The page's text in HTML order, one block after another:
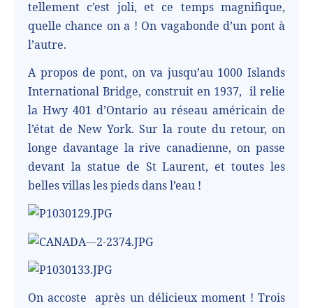
tellement c’est joli, et ce temps magnifique,
quelle chance on a ! On vagabonde d’un pont à
l’autre.
A propos de pont, on va jusqu’au 1000 Islands
International Bridge, construit en 1937, il relie
la Hwy 401 d’Ontario au réseau américain de
l’état de New York. Sur la route du retour, on
longe davantage la rive canadienne, on passe
devant la statue de St Laurent, et toutes les
belles villas les pieds dans l’eau !
On accoste après un délicieux moment ! Trois